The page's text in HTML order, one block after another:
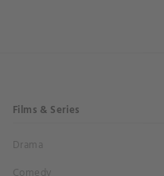
Films & Series
Drama